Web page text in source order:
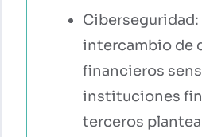
Ciberseguridad:
intercambio de
financieros
instituciones
terceros